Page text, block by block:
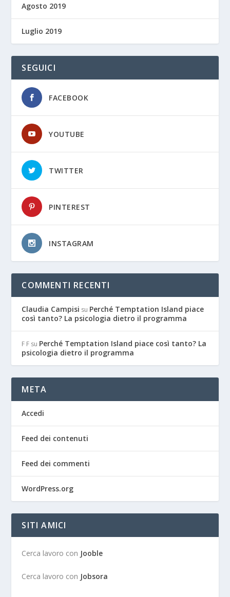
Agosto 2019
Luglio 2019
SEGUICI
FACEBOOK
YOUTUBE
TWITTER
PINTEREST
INSTAGRAM
COMMENTI RECENTI
Claudia Campisi su Perché Temptation Island piace
così tanto? La psicologia dietro il programma
F F su Perché Temptation Island piace così tanto? La
psicologia dietro il programma
META
Accedi
Feed dei contenuti
Feed dei commenti
WordPress.org
SITI AMICI
Cerca lavoro con Jooble
Cerca lavoro con Jobsora